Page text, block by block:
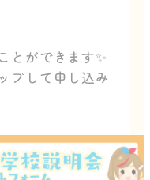
とができます✨
プして申し込み